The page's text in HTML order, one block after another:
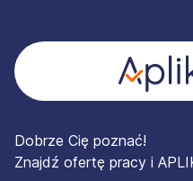
Dobrze Cię poznać!
Znajdź ofertę pracy i